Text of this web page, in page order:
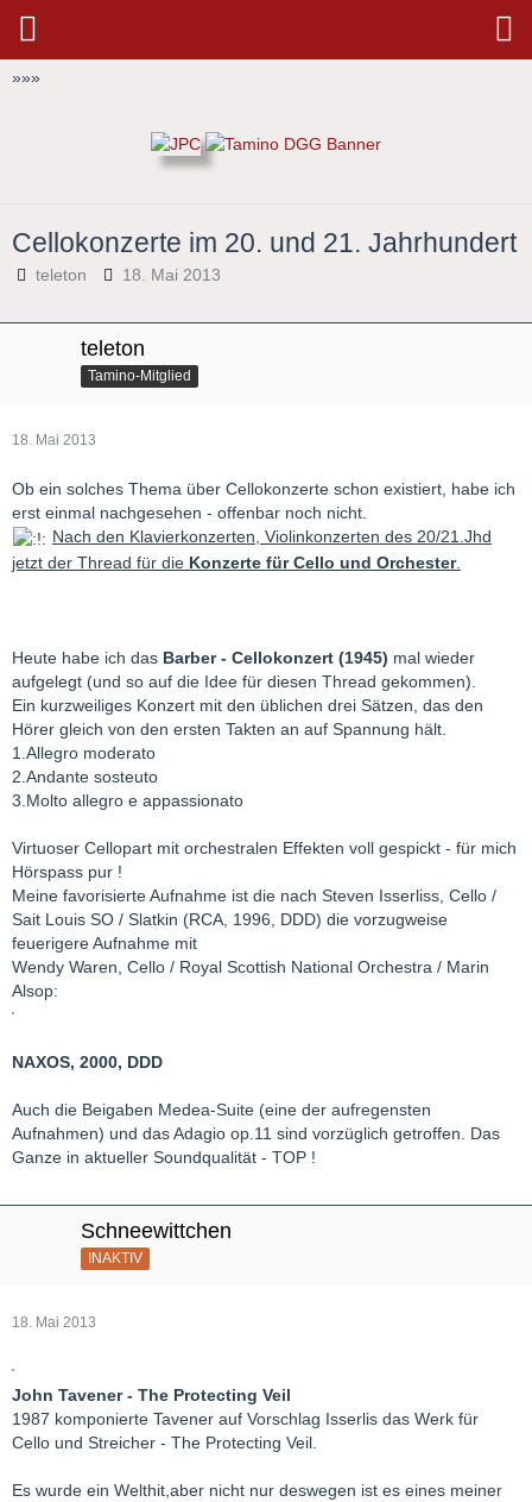
»»»
Cellokonzerte im 20. und 21. Jahrhundert
teleton 18. Mai 2013
teleton
Tamino-Mitglied
18. Mai 2013
Ob ein solches Thema über Cellokonzerte schon existiert, habe ich
erst einmal nachgesehen - offenbar noch nicht.
Nach den Klavierkonzerten, Violinkonzerten des 20/21.Jhd
jetzt der Thread für die Konzerte für Cello und Orchester.
Heute habe ich das Barber - Cellokonzert (1945) mal wieder
aufgelegt (und so auf die Idee für diesen Thread gekommen).
Ein kurzweiliges Konzert mit den üblichen drei Sätzen, das den
Hörer gleich von den ersten Takten an auf Spannung hält.
1.Allegro moderato
2.Andante sosteuto
3.Molto allegro e appassionato
Virtuoser Cellopart mit orchestralen Effekten voll gespickt - für mich
Hörspass pur !
Meine favorisierte Aufnahme ist die nach Steven Isserliss, Cello /
Sait Louis SO / Slatkin (RCA, 1996, DDD) die vorzugweise
feuerigere Aufnahme mit
Wendy Waren, Cello / Royal Scottish National Orchestra / Marin
Alsop:
NAXOS, 2000, DDD
Auch die Beigaben Medea-Suite (eine der aufregensten
Aufnahmen) und das Adagio op.11 sind vorzüglich getroffen. Das
Ganze in aktueller Soundqualität - TOP !
Schneewittchen
INAKTIV
18. Mai 2013
John Tavener - The Protecting Veil
1987 komponierte Tavener auf Vorschlag Isserlis das Werk für
Cello und Streicher - The Protecting Veil.
Es wurde ein Welthit,aber nicht nur deswegen ist es eines meiner